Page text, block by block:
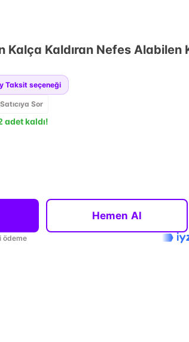
Kalça Kaldıran Nefes Alabilen
Taksit seçeneği
Satıcıya Sor
adet kaldı!
Hemen Al
ödeme